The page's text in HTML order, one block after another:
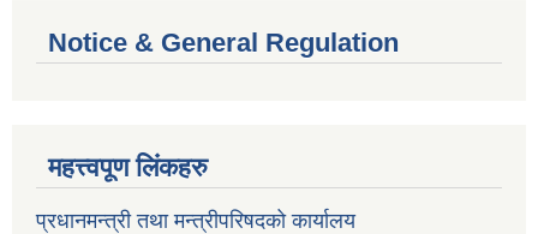
Notice & General Regulation
महत्त्वपूण लिंकहरु
प्रधानमन्त्री तथा मन्त्रीपरिषदको कार्यालय